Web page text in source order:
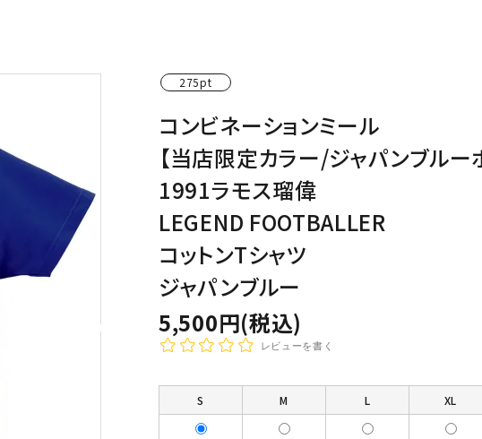
275pt
コンビネーションミール
【当店限定カラー/ジャパンブルー
1991ラモス瑠偉
LEGEND FOOTBALLER
コットンTシャツ
ジャパンブルー
5,500円(税込)
レビューを書く
S M L XL